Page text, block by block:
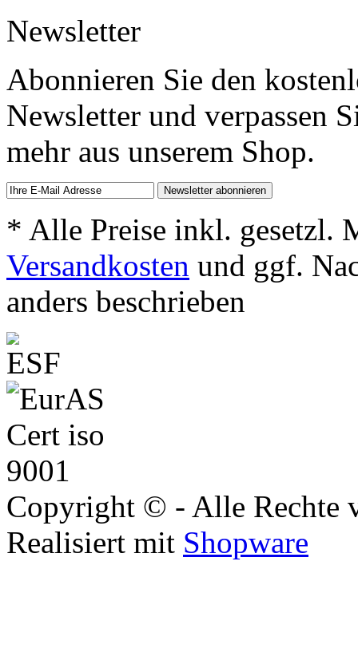
Newsletter
Abonnieren Sie den
Newsletter und verpassen
mehr aus unserem Shop.
* Alle Preise inkl. gesetzl.
Versandkosten und ggf.
anders beschrieben
Copyright © - Alle Rechte
Realisiert mit Shopware